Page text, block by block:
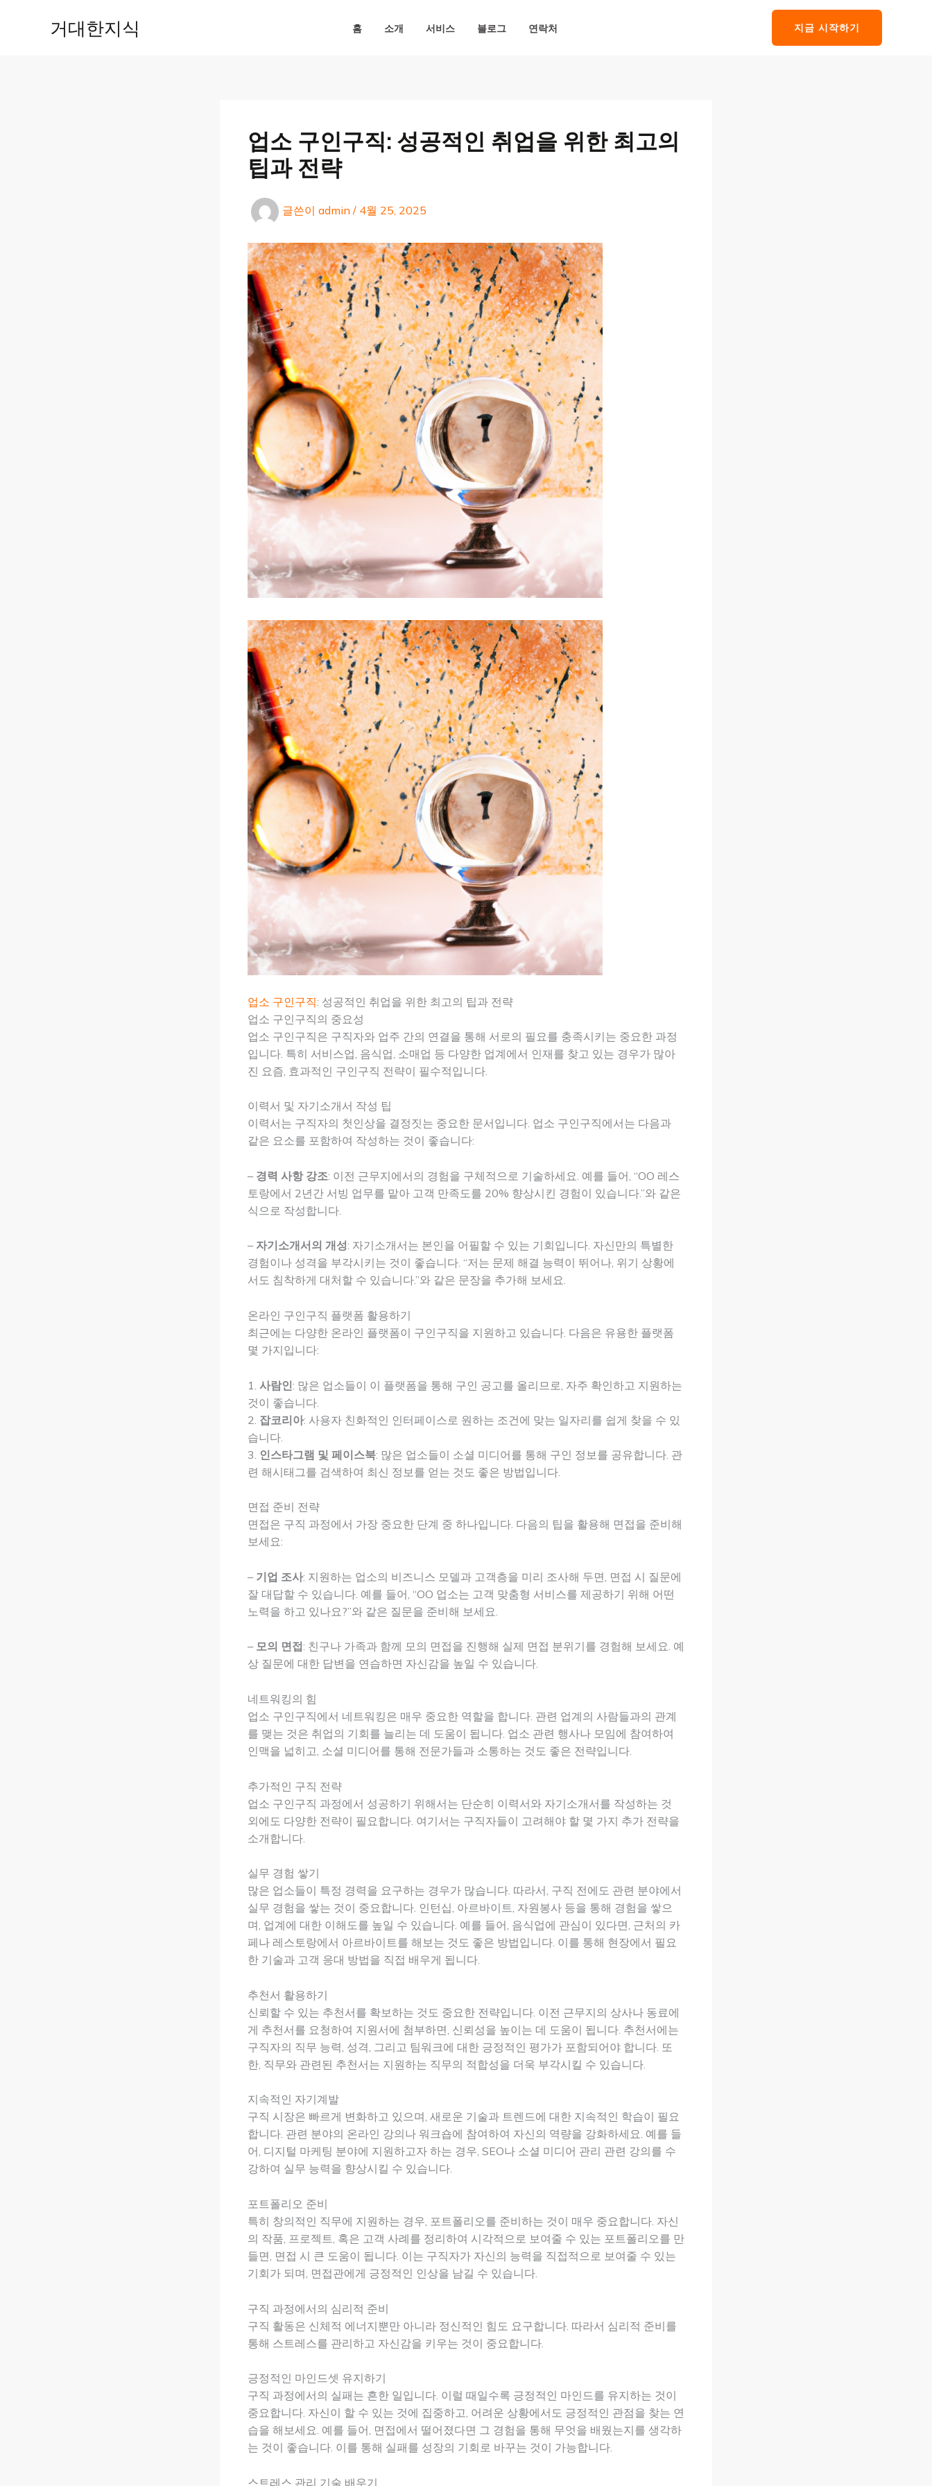
거대한지식 홈 소개 서비스 블로그 연락처 지금 시작하기
업소 구인구직: 성공적인 취업을 위한 최고의
팁과 전략
글쓴이 admin / 4월 25, 2025
업소 구인구직: 성공적인 취업을 위한 최고의 팁과 전략
업소 구인구직의 중요성
업소 구인구직은 구직자와 업주 간의 연결을 통해 서로의 필요를 충족시키는 중요한 과정
입니다. 특히 서비스업, 음식업, 소매업 등 다양한 업계에서 인재를 찾고 있는 경우가 많아
진 요즘, 효과적인 구인구직 전략이 필수적입니다.
이력서 및 자기소개서 작성 팁
이력서는 구직자의 첫인상을 결정짓는 중요한 문서입니다. 업소 구인구직에서는 다음과
같은 요소를 포함하여 작성하는 것이 좋습니다:
– 경력 사항 강조: 이전 근무지에서의 경험을 구체적으로 기술하세요. 예를 들어, “OO 레스
토랑에서 2년간 서빙 업무를 맡아 고객 만족도를 20% 향상시킨 경험이 있습니다.”와 같은
식으로 작성합니다.
– 자기소개서의 개성: 자기소개서는 본인을 어필할 수 있는 기회입니다. 자신만의 특별한
경험이나 성격을 부각시키는 것이 좋습니다. “저는 문제 해결 능력이 뛰어나, 위기 상황에
서도 침착하게 대처할 수 있습니다.”와 같은 문장을 추가해 보세요.
온라인 구인구직 플랫폼 활용하기
최근에는 다양한 온라인 플랫폼이 구인구직을 지원하고 있습니다. 다음은 유용한 플랫폼
몇 가지입니다:
1. 사람인: 많은 업소들이 이 플랫폼을 통해 구인 공고를 올리므로, 자주 확인하고 지원하는
것이 좋습니다.
2. 잡코리아: 사용자 친화적인 인터페이스로 원하는 조건에 맞는 일자리를 쉽게 찾을 수 있
습니다.
3. 인스타그램 및 페이스북: 많은 업소들이 소셜 미디어를 통해 구인 정보를 공유합니다. 관
련 해시태그를 검색하여 최신 정보를 얻는 것도 좋은 방법입니다.
면접 준비 전략
면접은 구직 과정에서 가장 중요한 단계 중 하나입니다. 다음의 팁을 활용해 면접을 준비해
보세요:
– 기업 조사: 지원하는 업소의 비즈니스 모델과 고객층을 미리 조사해 두면, 면접 시 질문에
잘 대답할 수 있습니다. 예를 들어, “OO 업소는 고객 맞춤형 서비스를 제공하기 위해 어떤
노력을 하고 있나요?”와 같은 질문을 준비해 보세요.
– 모의 면접: 친구나 가족과 함께 모의 면접을 진행해 실제 면접 분위기를 경험해 보세요. 예
상 질문에 대한 답변을 연습하면 자신감을 높일 수 있습니다.
네트워킹의 힘
업소 구인구직에서 네트워킹은 매우 중요한 역할을 합니다. 관련 업계의 사람들과의 관계
를 맺는 것은 취업의 기회를 늘리는 데 도움이 됩니다. 업소 관련 행사나 모임에 참여하여
인맥을 넓히고, 소셜 미디어를 통해 전문가들과 소통하는 것도 좋은 전략입니다.
추가적인 구직 전략
업소 구인구직 과정에서 성공하기 위해서는 단순히 이력서와 자기소개서를 작성하는 것
외에도 다양한 전략이 필요합니다. 여기서는 구직자들이 고려해야 할 몇 가지 추가 전략을
소개합니다.
실무 경험 쌓기
많은 업소들이 특정 경력을 요구하는 경우가 많습니다. 따라서, 구직 전에도 관련 분야에서
실무 경험을 쌓는 것이 중요합니다. 인턴십, 아르바이트, 자원봉사 등을 통해 경험을 쌓으
며, 업계에 대한 이해도를 높일 수 있습니다. 예를 들어, 음식업에 관심이 있다면, 근처의 카
페나 레스토랑에서 아르바이트를 해보는 것도 좋은 방법입니다. 이를 통해 현장에서 필요
한 기술과 고객 응대 방법을 직접 배우게 됩니다.
추천서 활용하기
신뢰할 수 있는 추천서를 확보하는 것도 중요한 전략입니다. 이전 근무지의 상사나 동료에
게 추천서를 요청하여 지원서에 첨부하면, 신뢰성을 높이는 데 도움이 됩니다. 추천서에는
구직자의 직무 능력, 성격, 그리고 팀워크에 대한 긍정적인 평가가 포함되어야 합니다. 또
한, 직무와 관련된 추천서는 지원하는 직무의 적합성을 더욱 부각시킬 수 있습니다.
지속적인 자기계발
구직 시장은 빠르게 변화하고 있으며, 새로운 기술과 트렌드에 대한 지속적인 학습이 필요
합니다. 관련 분야의 온라인 강의나 워크숍에 참여하여 자신의 역량을 강화하세요. 예를 들
어, 디지털 마케팅 분야에 지원하고자 하는 경우, SEO나 소셜 미디어 관리 관련 강의를 수
강하여 실무 능력을 향상시킬 수 있습니다.
포트폴리오 준비
특히 창의적인 직무에 지원하는 경우, 포트폴리오를 준비하는 것이 매우 중요합니다. 자신
의 작품, 프로젝트, 혹은 고객 사례를 정리하여 시각적으로 보여줄 수 있는 포트폴리오를 만
들면, 면접 시 큰 도움이 됩니다. 이는 구직자가 자신의 능력을 직접적으로 보여줄 수 있는
기회가 되며, 면접관에게 긍정적인 인상을 남길 수 있습니다.
구직 과정에서의 심리적 준비
구직 활동은 신체적 에너지뿐만 아니라 정신적인 힘도 요구합니다. 따라서 심리적 준비를
통해 스트레스를 관리하고 자신감을 키우는 것이 중요합니다.
긍정적인 마인드셋 유지하기
구직 과정에서의 실패는 흔한 일입니다. 이럴 때일수록 긍정적인 마인드를 유지하는 것이
중요합니다. 자신이 할 수 있는 것에 집중하고, 어려운 상황에서도 긍정적인 관점을 찾는 연
습을 해보세요. 예를 들어, 면접에서 떨어졌다면 그 경험을 통해 무엇을 배웠는지를 생각하
는 것이 좋습니다. 이를 통해 실패를 성장의 기회로 바꾸는 것이 가능합니다.
스트레스 관리 기술 배우기